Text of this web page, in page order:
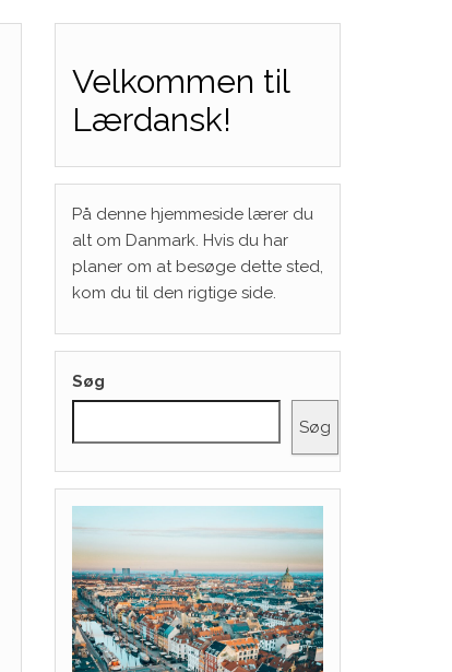
Velkommen til
Lærdansk!
På denne hjemmeside lærer du
alt om Danmark. Hvis du har
planer om at besøge dette sted,
kom du til den rigtige side.
Søg
Søg